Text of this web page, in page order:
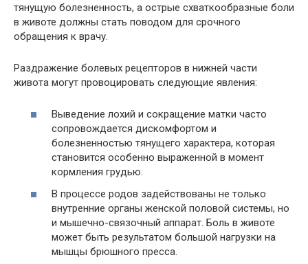
тянущую болезненность, а острые схваткообразные боли
в животе должны стать поводом для срочного
обращения к врачу.
Раздражение болевых рецепторов в нижней части
живота могут провоцировать следующие явления:
Выведение лохий и сокращение матки часто
сопровождается дискомфортом и
болезненностью тянущего характера, которая
становится особенно выраженной в момент
кормления грудью.
В процессе родов задействованы не только
внутренние органы женской половой системы, но
и мышечно-связочный аппарат. Боль в животе
может быть результатом большой нагрузки на
мышцы брюшного пресса.